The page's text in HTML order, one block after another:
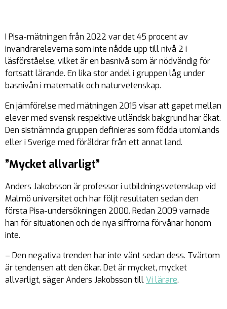
I Pisa-mätningen från 2022 var det 45 procent av
invandrareleverna som inte nådde upp till nivå 2 i
läsförståelse, vilket är en basnivå som är nödvändig för
fortsatt lärande. En lika stor andel i gruppen låg under
basnivån i matematik och naturvetenskap.
En jämförelse med mätningen 2015 visar att gapet mellan
elever med svensk respektive utländsk bakgrund har ökat.
Den sistnämnda gruppen definieras som födda utomlands
eller i Sverige med föräldrar från ett annat land.
”Mycket allvarligt”
Anders Jakobsson är professor i utbildningsvetenskap vid
Malmö universitet och har följt resultaten sedan den
första Pisa-undersökningen 2000. Redan 2009 varnade
han för situationen och de nya siffrorna förvånar honom
inte.
– Den negativa trenden har inte vänt sedan dess. Tvärtom
är tendensen att den ökar. Det är mycket, mycket
allvarligt, säger Anders Jakobsson tillVi lärare.